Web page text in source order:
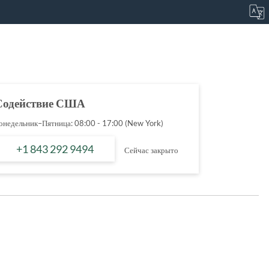
США
08:00 - 17:00 (New York)
+1 843 292 9494 Сейчас закрыто